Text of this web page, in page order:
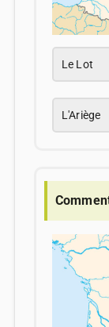
Le Lot
L'Ariège